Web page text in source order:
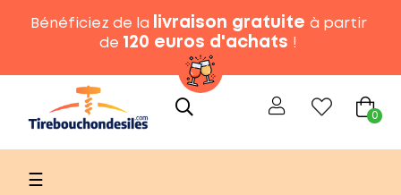
Bénéficiez de la livraison gratuite à partir
de 120 euros d'achats !
0
Basculer
☰